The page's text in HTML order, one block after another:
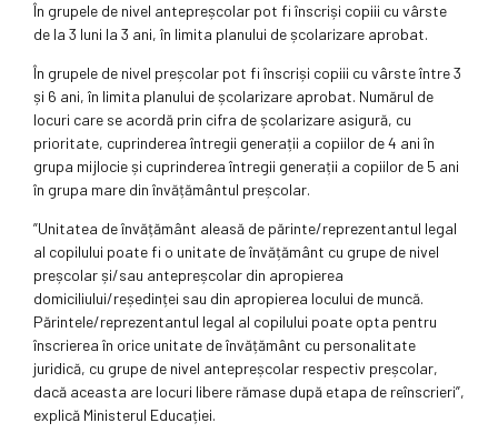
În grupele de nivel antepreșcolar pot fi înscriși copiii cu vârste
de la 3 luni la 3 ani, în limita planului de școlarizare aprobat.
În grupele de nivel preșcolar pot fi înscriși copiii cu vârste între 3
și 6 ani, în limita planului de școlarizare aprobat. Numărul de
locuri care se acordă prin cifra de școlarizare asigură, cu
prioritate, cuprinderea întregii generații a copiilor de 4 ani în
grupa mijlocie și cuprinderea întregii generații a copiilor de 5 ani
în grupa mare din învățământul preșcolar.
”Unitatea de învățământ aleasă de părinte/reprezentantul legal
al copilului poate fi o unitate de învățământ cu grupe de nivel
preșcolar și/sau antepreșcolar din apropierea
domiciliului/reședinței sau din apropierea locului de muncă.
Părintele/reprezentantul legal al copilului poate opta pentru
înscrierea în orice unitate de învățământ cu personalitate
juridică, cu grupe de nivel antepreșcolar respectiv preșcolar,
dacă aceasta are locuri libere rămase după etapa de reînscrieri”,
explică Ministerul Educației.